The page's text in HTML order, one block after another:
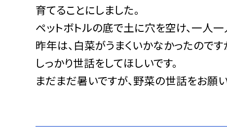
育てることにしました。
ペットボトルの底で土に穴を空け、一人一
昨年は、白菜がうまくいかなかったのです
しっかり世話をしてほしいです。
まだまだ暑いですが、野菜の世話をお願い